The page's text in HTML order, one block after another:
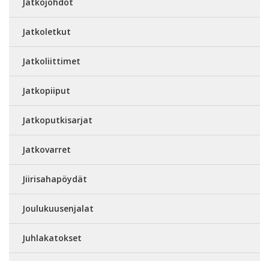
Jatkoletkut
Jatkoliittimet
Jatkopiiput
Jatkoputkisarjat
Jatkovarret
Jiirisahapöydät
Joulukuusenjalat
Juhlakatokset